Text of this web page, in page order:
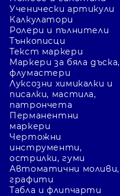
Ученически артикули
Калкулатори
Ролери и пълнители
Тънкописци
Текст маркери
Маркери за бяла дъска,
флумастери
Луксозни химикалки и
писалки, мастила,
патрончета
Перманентни
маркери
Чертожни
инструменти,
острилки, гуми
Автоматични моливи,
графити
Табла и флипчарти